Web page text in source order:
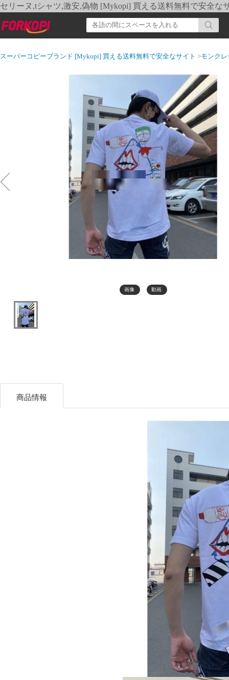
セリーヌ,tシャツ,激安,偽物 [Mykopi] 買える送料無料で安全な
スーパーコピーブランド [Mykopi] 買える送料無料で安全なサイト >モンク
画像 動画
商品情報